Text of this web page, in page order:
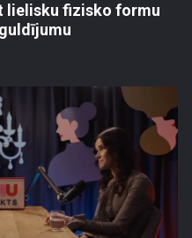
lielisku fizisko formu